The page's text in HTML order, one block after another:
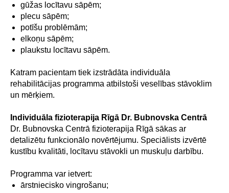
gūžas locītavu sāpēm;
plecu sāpēm;
potīšu problēmām;
elkoņu sāpēm;
plaukstu locītavu sāpēm.
Katram pacientam tiek izstrādāta individuāla
rehabilitācijas programma atbilstoši veselības stāvoklim
un mērķiem.
Individuāla fizioterapija Rīgā Dr. Bubnovska Centrā
Dr. Bubnovska Centrā fizioterapija Rīgā sākas ar
detalizētu funkcionālo novērtējumu. Speciālists izvērtē
kustību kvalitāti, locītavu stāvokli un muskuļu darbību.
Programma var ietvert:
ārstniecisko vingrošanu;